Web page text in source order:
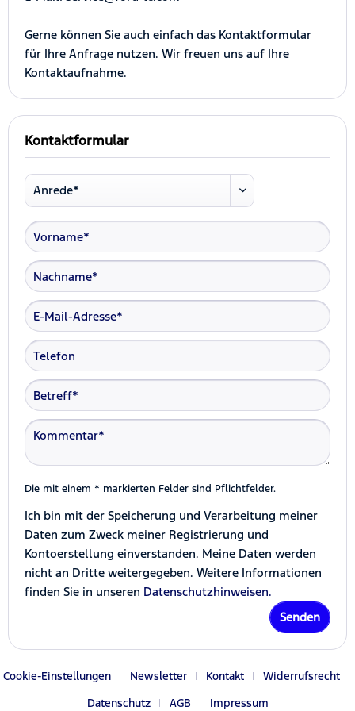
Gerne können Sie auch einfach das Kontaktformular
für Ihre Anfrage nutzen. Wir freuen uns auf Ihre
Kontaktaufnahme.
Kontaktformular
Die mit einem * markierten Felder sind Pflichtfelder.
Ich bin mit der Speicherung und Verarbeitung meiner
Daten zum Zweck meiner Registrierung und
Kontoerstellung einverstanden. Meine Daten werden
nicht an Dritte weitergegeben. Weitere Informationen
finden Sie in unseren Datenschutzhinweisen.
Senden
Cookie-Einstellungen Newsletter Kontakt
Widerrufsrecht
Datenschutz
AGB Impressum